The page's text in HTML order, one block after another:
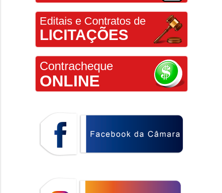
Editais e Contratos de
LICITAÇÕES
Contracheque
ONLINE